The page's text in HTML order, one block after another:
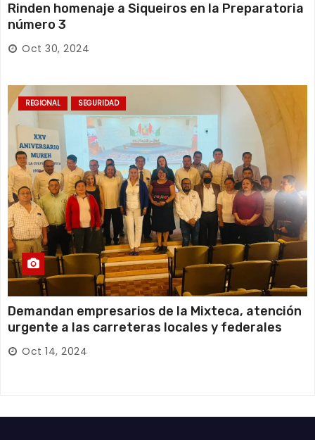
Rinden homenaje a Siqueiros en la Preparatoria
número 3
Oct 30, 2024
REGIONAL SEGURIDAD
Demandan empresarios de la Mixteca, atención
urgente a las carreteras locales y federales
Oct 14, 2024